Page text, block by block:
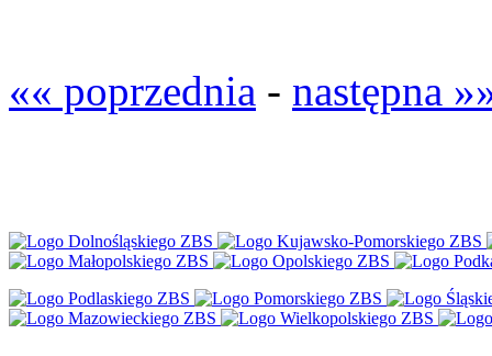
«« poprzednia - następna